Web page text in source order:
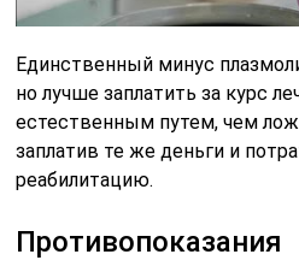
Единственный минус
но лучше заплатить за курс
естественным путем, чем
заплатив те же деньги и
реабилитацию.
Противопоказания